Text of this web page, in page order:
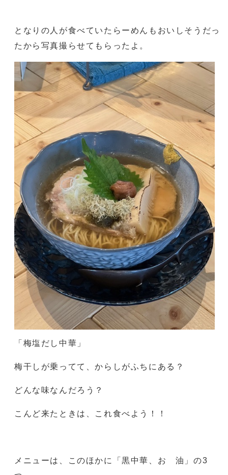
となりの人が食べていたらーめんもおいしそうだっ
たから写真撮らせてもらったよ。
「梅塩だし中華」
梅干しが乗ってて、からしがふちにある？
どんな味なんだろう？
こんど来たときは、これ食べよう！！
メニューは、このほかに「黒中華、おゝ油」の3